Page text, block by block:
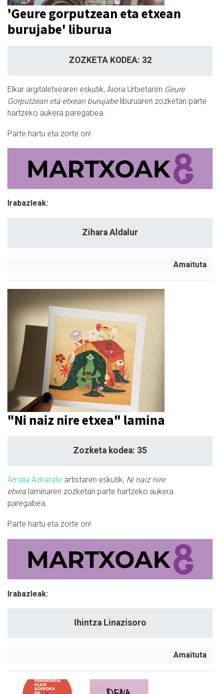
'Geure gorputzean eta etxean
burujabe' liburua
ZOZKETA KODEA: 32
Elkar argitaletxearen eskutik, Aiora Urbietaren Geure
Gorputzean eta etxean burujabeliburuaren zozketan parte
hartzeko aukera paregabea.
Parte hartu eta zorte on!
Irabazleak:
Zihara Aldalur
Amaituta
"Ni naiz nire etxea" lamina
Zozketa kodea: 35
Amaia Azkarate artistaren eskutik, Ni naiz nire
etxea laminaren zozketan parte hartzeko aukera
paregabea.
Parte hartu eta zorte on!
Irabazleak:
Ihintza Linazisoro
Amaituta